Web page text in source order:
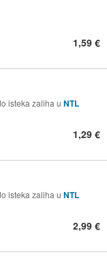
1,59 €
isteka zaliha u NTL
1,29 €
isteka zaliha u NTL
2,99 €